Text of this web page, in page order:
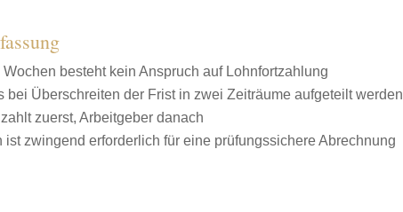
Wochen besteht kein Anspruch auf Lohnfortzahlung
bei Überschreiten der Frist in zwei Zeiträume aufgeteilt werden
zuerst, Arbeitgeber danach
ist zwingend erforderlich für eine prüfungssichere Abrechnung